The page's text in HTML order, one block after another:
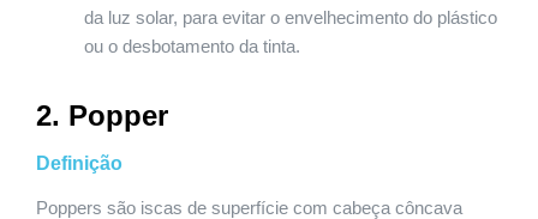
da luz solar, para evitar o envelhecimento do plástico
ou o desbotamento da tinta.
2. Popper
Definição
Poppers são iscas de superfície com cabeça côncava